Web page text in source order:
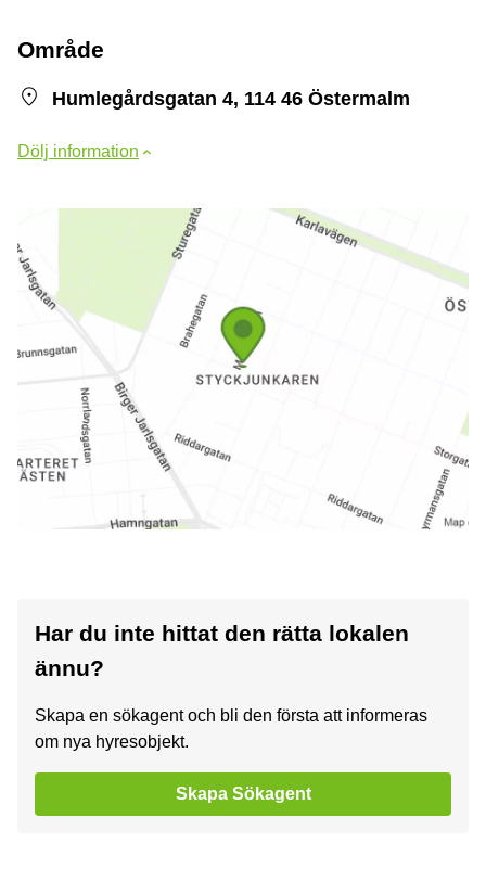
Område
Humlegårdsgatan 4, 114 46 Östermalm
Dölj information
Har du inte hittat den rätta lokalen
ännu?
Skapa en sökagent och bli den första att informeras
om nya hyresobjekt.
Skapa Sökagent